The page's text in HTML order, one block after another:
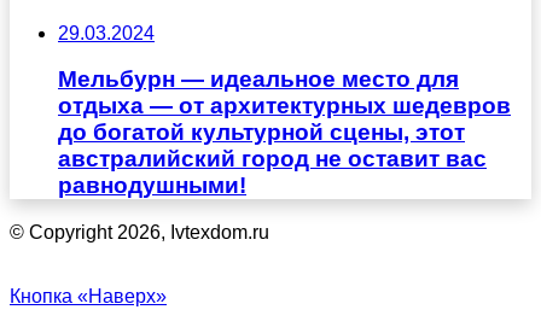
29.03.2024
Мельбурн — идеальное место для
отдыха — от архитектурных шедевров
до богатой культурной сцены, этот
австралийский город не оставит вас
равнодушными!
© Copyright 2026, Ivtexdom.ru
Кнопка «Наверх»